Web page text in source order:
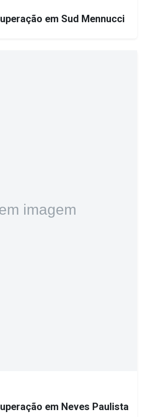
em Sud Mennucci
em Neves Paulista